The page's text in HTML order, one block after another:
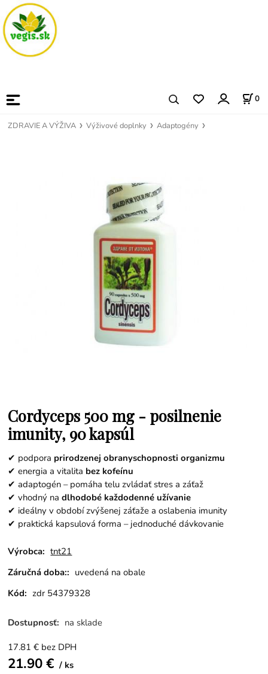
0
ZDRAVIE A VÝŽIVA Výživové doplnky Adaptogény
Cordyceps 500 mg - posilnenie
imunity, 90 kapsúl
✔ podpora prirodzenej obranyschopnosti organizmu
✔ energia a vitalita bez kofeínu
✔ adaptogén – pomáha telu zvládať stres a záťaž
✔ vhodný nadlhodobé každodenné užívanie
✔ ideálny v období zvýšenej záťaže a oslabenia imunity
✔ praktická kapsulová forma – jednoduché dávkovanie
Výrobca: tnt21
Záručná doba:: uvedená na obale
Kód: zdr 54379328
Dostupnosť: na sklade
17.81 € bez DPH
21.90€ ks